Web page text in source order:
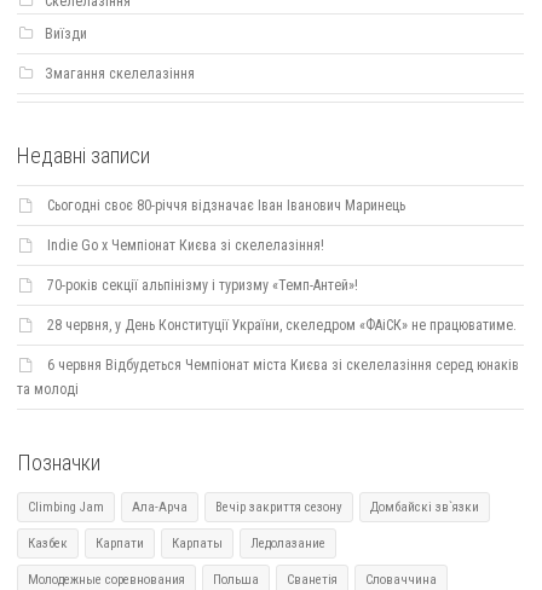
Виїзди
Змагання скелелазіння
Недавні записи
Сьогодні своє 80-річчя відзначає Іван Іванович Маринець
Indie Go х Чемпіонат Києва зі скелелазіння!
70-років секції альпінізму і туризму «Темп-Антей»!
28 червня, у День Конституції України, скеледром «ФАіСК» не працюватиме.
6 червня Відбудеться Чемпіонат міста Києва зі скелелазіння серед юнаків
та молоді
Позначки
Climbing Jam Ала-Арча Вечір закриття сезону Домбайскі зв`язки
Казбек Карпати Карпаты Ледолазание
Молодежные соревнования Польша Сванетія Словаччина